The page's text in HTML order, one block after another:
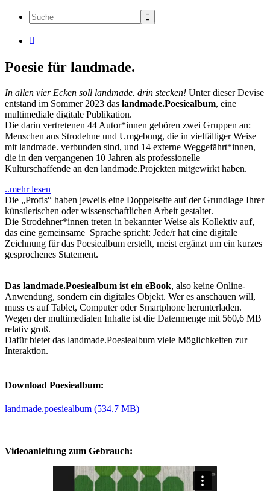

Poesie für landmade.
In allen vier Ecken soll landmade. drin stecken! Unter dieser Devise
entstand im Sommer 2023 das landmade.Poesiealbum, eine
multimediale digitale Publikation.
Die darin vertretenen 44 Autor*innen gehören zwei Gruppen an:
Menschen aus Strodehne und Umgebung, die in vielfältiger Weise
mit landmade. verbunden sind, und 14 externe Weggefährt*innen,
die in den vergangenen 10 Jahren als professionelle
Kulturschaffende an den landmade.Projekten mitgewirkt haben.
..mehr lesen
Die „Profis“ haben jeweils eine Doppelseite auf der Grundlage Ihrer
künstlerischen oder wissenschaftlichen Arbeit gestaltet.
Die Strodehner*innen treten in bekannter Weise als Kollektiv auf,
das eine gemeinsame Sprache spricht: Jede/r hat eine digitale
Zeichnung für das Poesiealbum erstellt, meist ergänzt um ein kurzes
gesprochenes Statement.
Das landmade.Poesiealbum ist ein eBook, also keine Online-
Anwendung, sondern ein digitales Objekt. Wer es anschauen will,
muss es auf Tablet, Computer oder Smartphone herunterladen.
Wegen der multimedialen Inhalte ist die Datenmenge mit 560,6 MB
relativ groß.
Dafür bietet das landmade.Poesiealbum viele Möglichkeiten zur
Interaktion.
Download Poesiealbum:
landmade.poesiealbum (534.7 MB)
Videoanleitung zum Gebrauch: